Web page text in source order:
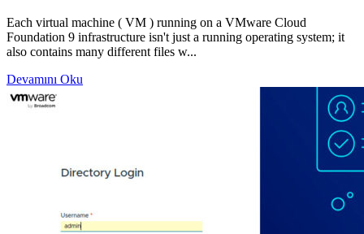
Each virtual machine ( VM ) running on a VMware Cloud
Foundation 9 infrastructure isn't just a running operating system; it
also contains many different files w...
Devamını Oku